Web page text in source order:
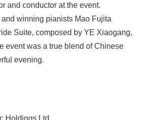
and conductor at the event.
winning pianists Mao Fujita
Suite, composed by YE Xiaogang,
event was a true blend of Chinese
evening.
Holdings Ltd